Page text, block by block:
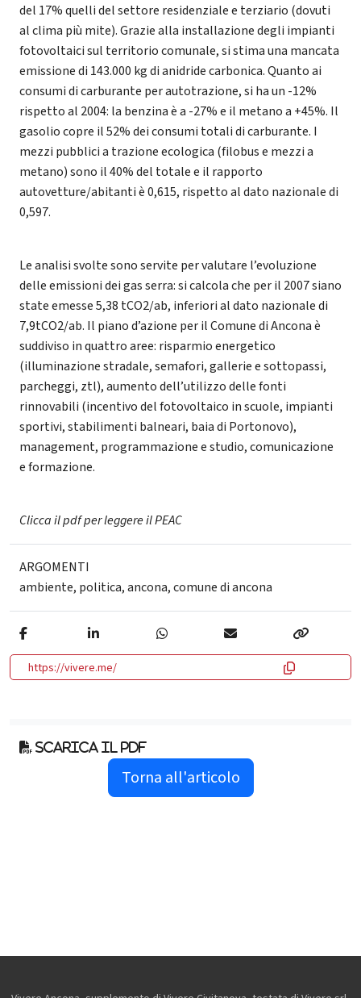
del 17% quelli del settore residenziale e terziario (dovuti
al clima più mite). Grazie alla installazione degli impianti
fotovoltaici sul territorio comunale, si stima una mancata
emissione di 143.000 kg di anidride carbonica. Quanto ai
consumi di carburante per autotrazione, si ha un -12%
rispetto al 2004: la benzina è a -27% e il metano a +45%. Il
gasolio copre il 52% dei consumi totali di carburante. I
mezzi pubblici a trazione ecologica (filobus e mezzi a
metano) sono il 40% del totale e il rapporto
autovetture/abitanti è 0,615, rispetto al dato nazionale di
0,597.
Le analisi svolte sono servite per valutare l’evoluzione
delle emissioni dei gas serra: si calcola che per il 2007 siano
state emesse 5,38 tCO2/ab, inferiori al dato nazionale di
7,9tCO2/ab. Il piano d’azione per il Comune di Ancona è
suddiviso in quattro aree: risparmio energetico
(illuminazione stradale, semafori, gallerie e sottopassi,
parcheggi, ztl), aumento dell’utilizzo delle fonti
rinnovabili (incentivo del fotovoltaico in scuole, impianti
sportivi, stabilimenti balneari, baia di Portonovo),
management, programmazione e studio, comunicazione
e formazione.
Clicca il pdf per leggere il PEAC
ARGOMENTI
ambiente, politica,ancona,comune di ancona
https://vivere.me/
Scarica il pdf
Torna all'articolo